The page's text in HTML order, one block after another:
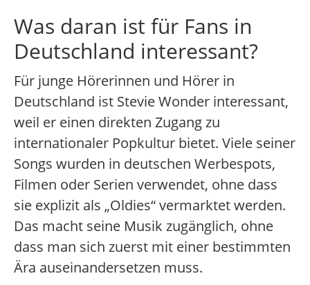
Was daran ist für Fans in
Deutschland interessant?
Für junge Hörerinnen und Hörer in
Deutschland ist Stevie Wonder interessant,
weil er einen direkten Zugang zu
internationaler Popkultur bietet. Viele seiner
Songs wurden in deutschen Werbespots,
Filmen oder Serien verwendet, ohne dass
sie explizit als „Oldies“ vermarktet werden.
Das macht seine Musik zugänglich, ohne
dass man sich zuerst mit einer bestimmten
Ära auseinandersetzen muss.